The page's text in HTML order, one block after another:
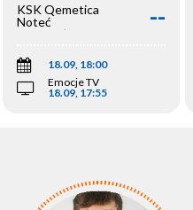
KSK Qemetica
Noteć
Inowrocław
--
18.09, 18:00
Emocje TV
18.09, 17:55